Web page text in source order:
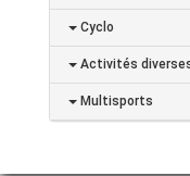
Cyclo
Activités
Multisports